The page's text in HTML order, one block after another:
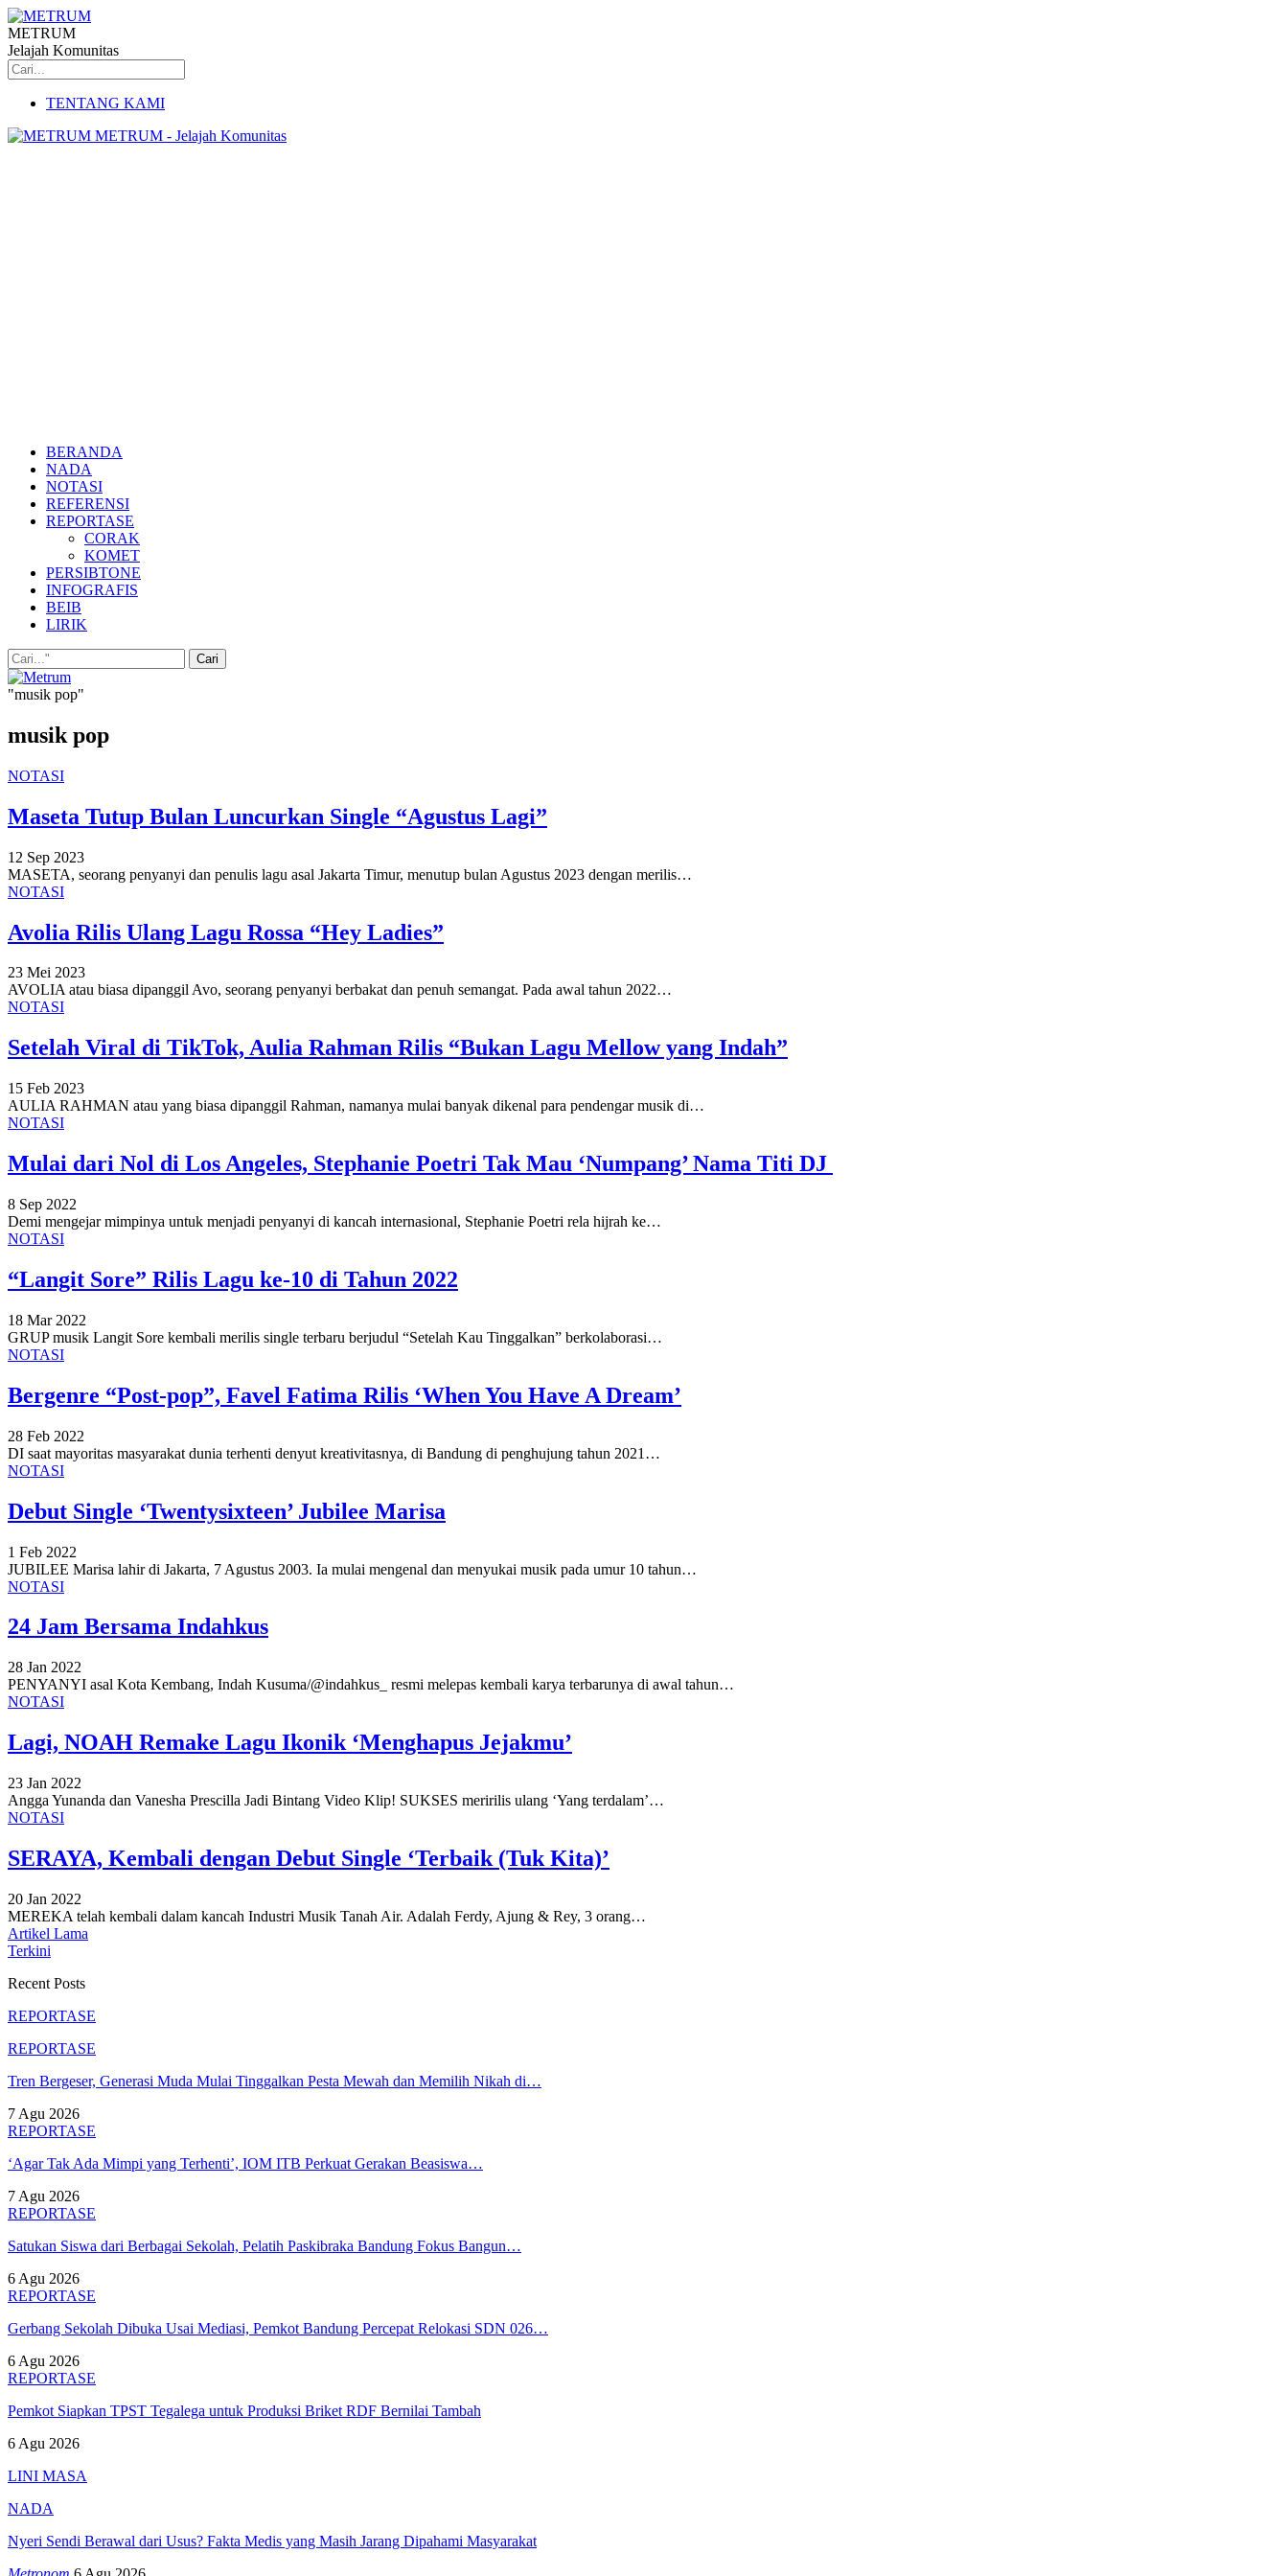
METRUM
Jelajah Komunitas
TENTANG KAMI
METRUM - Jelajah Komunitas
BERANDA
NADA
NOTASI
REFERENSI
REPORTASE
CORAK
KOMET
PERSIBTONE
INFOGRAFIS
BEIB
LIRIK
"musik pop"
musik pop
NOTASI
Maseta Tutup Bulan Luncurkan Single “Agustus Lagi”
12 Sep 2023
MASETA, seorang penyanyi dan penulis lagu asal Jakarta Timur, menutup bulan Agustus 2023 dengan merilis…
NOTASI
Avolia Rilis Ulang Lagu Rossa “Hey Ladies”
23 Mei 2023
AVOLIA atau biasa dipanggil Avo, seorang penyanyi berbakat dan penuh semangat. Pada awal tahun 2022…
NOTASI
Setelah Viral di TikTok, Aulia Rahman Rilis “Bukan Lagu Mellow yang Indah”
15 Feb 2023
AULIA RAHMAN atau yang biasa dipanggil Rahman, namanya mulai banyak dikenal para pendengar musik di…
NOTASI
Mulai dari Nol di Los Angeles, Stephanie Poetri Tak Mau ‘Numpang’ Nama Titi DJ
8 Sep 2022
Demi mengejar mimpinya untuk menjadi penyanyi di kancah internasional, Stephanie Poetri rela hijrah ke…
NOTASI
“Langit Sore” Rilis Lagu ke-10 di Tahun 2022
18 Mar 2022
GRUP musik Langit Sore kembali merilis single terbaru berjudul “Setelah Kau Tinggalkan” berkolaborasi…
NOTASI
Bergenre “Post-pop”, Favel Fatima Rilis ‘When You Have A Dream’
28 Feb 2022
DI saat mayoritas masyarakat dunia terhenti denyut kreativitasnya, di Bandung di penghujung tahun 2021 …
NOTASI
Debut Single ‘Twentysixteen’ Jubilee Marisa
1 Feb 2022
JUBILEE Marisa lahir di Jakarta, 7 Agustus 2003. Ia mulai mengenal dan menyukai musik pada umur 10 tahun…
NOTASI
24 Jam Bersama Indahkus
28 Jan 2022
PENYANYI asal Kota Kembang, Indah Kusuma/@indahkus_ resmi melepas kembali karya terbarunya di awal tahun…
NOTASI
Lagi, NOAH Remake Lagu Ikonik ‘Menghapus Jejakmu’
23 Jan 2022
Angga Yunanda dan Vanesha Prescilla Jadi Bintang Video Klip! SUKSES meririlis ulang ‘Yang terdalam’…
NOTASI
SERAYA, Kembali dengan Debut Single ‘Terbaik (Tuk Kita)’
20 Jan 2022
MEREKA telah kembali dalam kancah Industri Musik Tanah Air. Adalah Ferdy, Ajung & Rey, 3 orang…
Artikel Lama
Terkini
Recent Posts
REPORTASE
REPORTASE
Tren Bergeser, Generasi Muda Mulai Tinggalkan Pesta Mewah dan Memilih Nikah di…
7 Agu 2026
REPORTASE
‘Agar Tak Ada Mimpi yang Terhenti’, IOM ITB Perkuat Gerakan Beasiswa…
7 Agu 2026
REPORTASE
Satukan Siswa dari Berbagai Sekolah, Pelatih Paskibraka Bandung Fokus Bangun…
6 Agu 2026
REPORTASE
Gerbang Sekolah Dibuka Usai Mediasi, Pemkot Bandung Percepat Relokasi SDN 026…
6 Agu 2026
REPORTASE
Pemkot Siapkan TPST Tegalega untuk Produksi Briket RDF Bernilai Tambah
6 Agu 2026
LINI MASA
NADA
Nyeri Sendi Berawal dari Usus? Fakta Medis yang Masih Jarang Dipahami Masyarakat